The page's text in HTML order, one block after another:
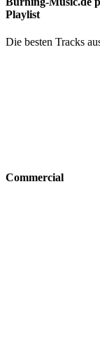
Playlist
Die besten Tracks
Commercial